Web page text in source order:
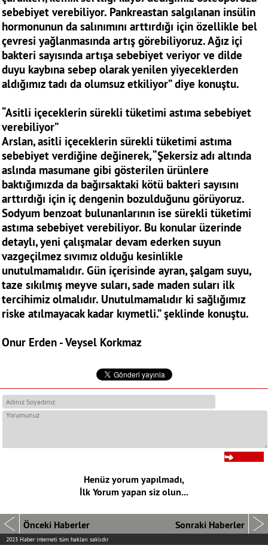
sebebiyet verebiliyor. Pankreastan salgılanan insülin
hormonunun da salınımını arttırdığı için özellikle bel
çevresi yağlanmasında artış görebiliyoruz. Ağız içi
bakteri sayısında artışa sebebiyet veriyor ve dilde
duyu kaybına sebep olarak yenilen yiyeceklerden
aldığımız tadı da olumsuz etkiliyor” diye konuştu.
“Asitli içeceklerin sürekli tüketimi astıma sebebiyet
verebiliyor”
Arslan, asitli içeceklerin sürekli tüketimi astıma
sebebiyet verdiğine değinerek, “Şekersiz adı altında
aslında masumane gibi gösterilen ürünlere
baktığımızda da bağırsaktaki kötü bakteri sayısını
arttırdığı için iç dengenin bozulduğunu görüyoruz.
Sodyum benzoat bulunanlarının ise sürekli tüketimi
astıma sebebiyet verebiliyor. Bu konular üzerinde
detaylı, yeni çalışmalar devam ederken suyun
vazgeçilmez sıvımız olduğu kesinlikle
unutulmamalıdır. Gün içerisinde ayran, şalgam suyu,
taze sıkılmış meyve suları, sade maden suları ilk
tercihimiz olmalıdır. Unutulmamalıdır ki sağlığımız
riske atılmayacak kadar kıymetli.” şeklinde konuştu.
Onur Erden - Veysel Korkmaz
Henüz yorum yapılmadı,
İlk Yorum yapan siz olun...
Önceki Haberler Sonraki Haberler
2023 Haber interneti tüm hakları saklıdır